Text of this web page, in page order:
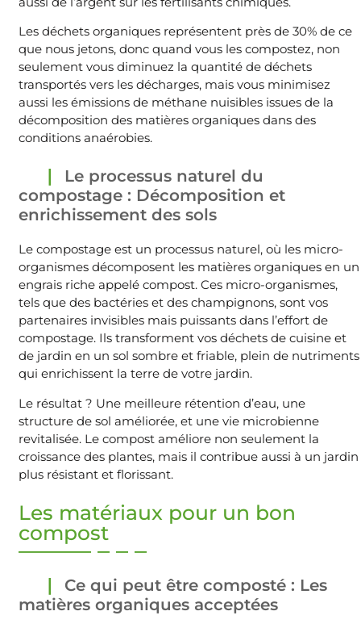
Les déchets organiques représentent près de 30% de ce
que nous jetons, donc quand vous les compostez, non
seulement vous diminuez la quantité de déchets
transportés vers les décharges, mais vous minimisez
aussi les émissions de méthane nuisibles issues de la
décomposition des matières organiques dans des
conditions anaérobies.
Le processus naturel du
compostage : Décomposition et
enrichissement des sols
Le compostage est un processus naturel, où les micro-
organismes décomposent les matières organiques en un
engrais riche appelé compost. Ces micro-organismes,
tels que des bactéries et des champignons, sont vos
partenaires invisibles mais puissants dans l’effort de
compostage. Ils transforment vos déchets de cuisine et
de jardin en un sol sombre et friable, plein de nutriments
qui enrichissent la terre de votre jardin.
Le résultat ? Une meilleure rétention d’eau, une
structure de sol améliorée, et une vie microbienne
revitalisée. Le compost améliore non seulement la
croissance des plantes, mais il contribue aussi à un jardin
plus résistant et florissant.
Les matériaux pour un bon
compost
Ce qui peut être composté : Les
matières organiques acceptées